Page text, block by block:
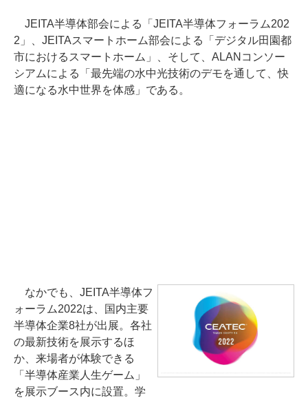
JEITA半導体部会による「JEITA半導体フォーラム202
2」、JEITAスマートホーム部会による「デジタル田園都
市におけるスマートホーム」、そして、ALANコンソー
シアムによる「最先端の水中光技術のデモを通して、快
適になる水中世界を体感」である。
なかでも、JEITA半導体フ
ォーラム2022は、国内主要
半導体企業8社が出展。各社
の最新技術を展示するほ
か、来場者が体験できる
「半導体産業人生ゲーム」
を展示ブース内に設置。学